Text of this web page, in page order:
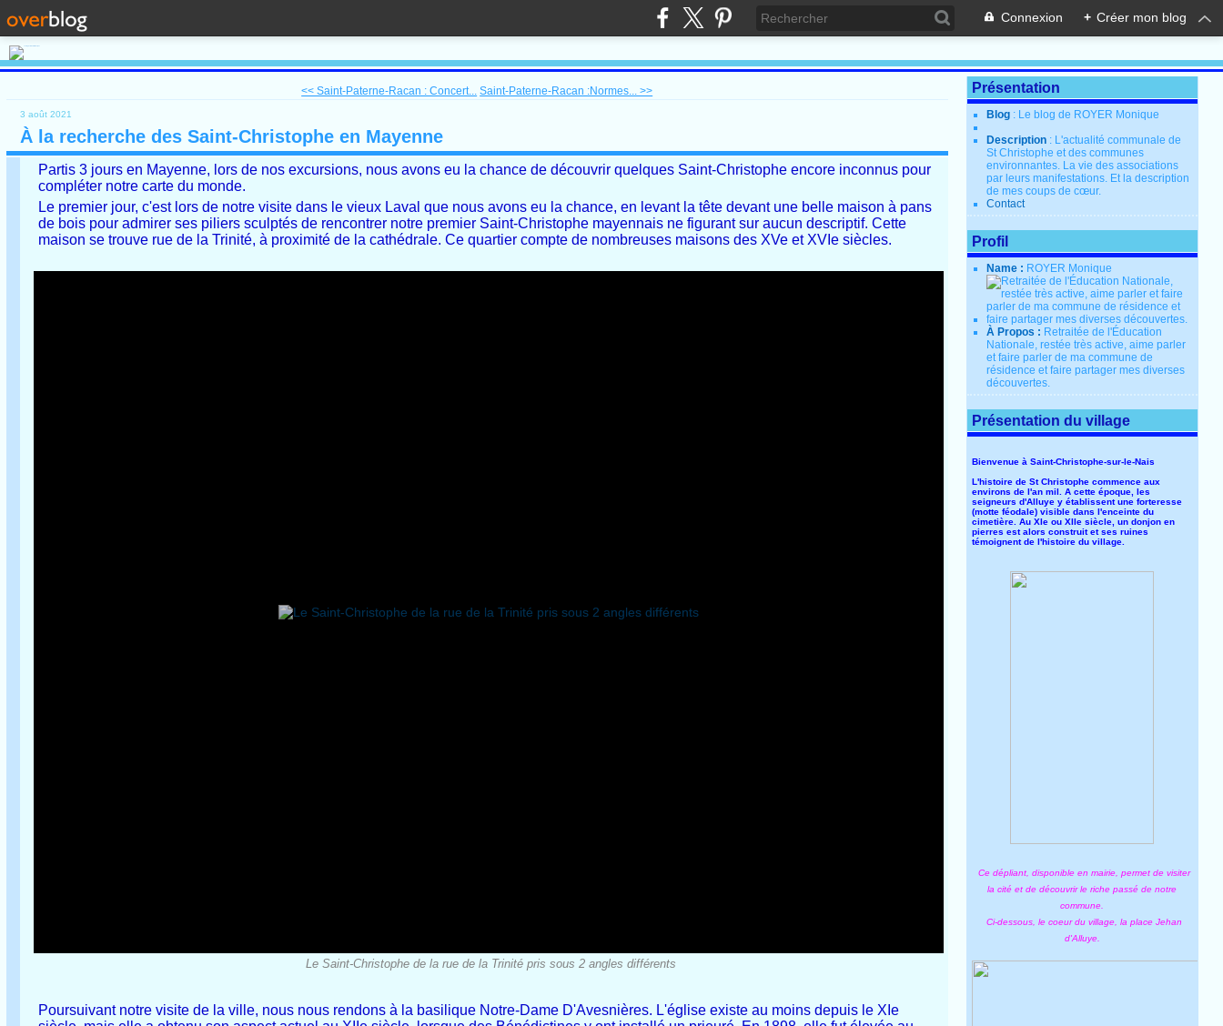
Connexion + Créer mon blog
<< Saint-Paterne-Racan : Concert... Saint-Paterne-Racan :Normes... >>
3 août 2021
À la recherche des Saint-Christophe en Mayenne
Partis 3 jours en Mayenne, lors de nos excursions, nous avons eu la chance de découvrir quelques Saint-Christophe encore inconnus pour
compléter notre carte du monde.
Le premier jour, c'est lors de notre visite dans le vieux Laval que nous avons eu la chance, en levant la tête devant une belle maison à pans
de bois pour admirer ses piliers sculptés de rencontrer notre premier Saint-Christophe mayennais ne figurant sur aucun descriptif. Cette
maison se trouve rue de la Trinité, à proximité de la cathédrale. Ce quartier compte de nombreuses maisons des XVe et XVIe siècles.
Le Saint-Christophe de la rue de la Trinité pris sous 2 angles différents
Poursuivant notre visite de la ville, nous nous rendons à la basilique Notre-Dame D'Avesnières. L'église existe au moins depuis le XIe
Présentation
Blog : Le blog de ROYER Monique
Description : L'actualité communale de
St Christophe et des communes
environnantes. La vie des associations
par leurs manifestations. Et la description
de mes coups de cœur.
Contact
Profil
Name : ROYER Monique
À Propos : Retraitée de l'Éducation
Nationale, restée très active, aime parler
et faire parler de ma commune de
résidence et faire partager mes diverses
découvertes.
Présentation du village
Bienvenue à Saint-Christophe-sur-le-Nais
L'histoire de St Christophe commence aux
environs de l'an mil. A cette époque, les
seigneurs d'Alluye y établissent une forteresse
(motte féodale) visible dans l'enceinte du
cimetière. Au XIe ou XIIe siècle, un donjon en
pierres est alors construit et ses ruines
témoignent de l'histoire du village.
Ce dépliant, disponible en mairie, permet de visiter
la cité et de découvrir le riche passé de notre
commune.
Ci-dessous, le coeur du village, la place Jehan
d'Alluye.